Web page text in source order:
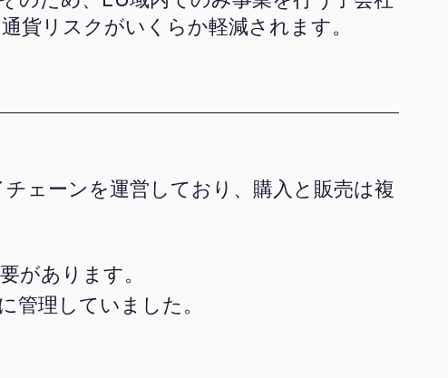
貨リスクがいくらか軽減されます。
ェーンを運営しており、購入と販売は複
があります。
管理していました。